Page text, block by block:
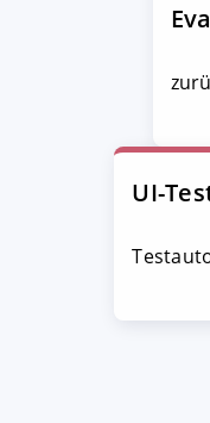
UI-